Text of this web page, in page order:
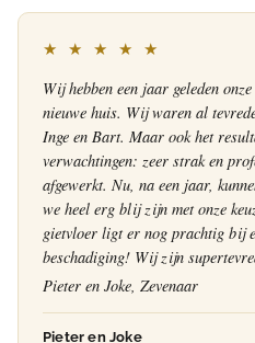
★ ★ ★ ★ ★
Wij hebben een jaar geleden
nieuwe huis. Wij waren al
Inge en Bart. Maar ook het
verwachtingen: zeer strak en
afgewerkt. Nu, na een jaar,
we heel erg blij zijn met onze
gietvloer ligt er nog prachtig bij
beschadiging! Wij zijn
Pieter en Joke, Zevenaar
Pieter en Joke